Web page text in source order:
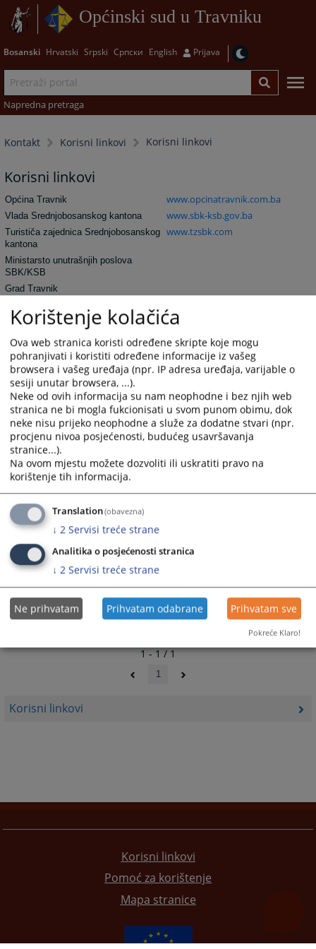
Općinski sud u Travniku
Bosanski Hrvatski Srpski Српски English Prijava
Napredna pretraga
Kontakt Korisni linkovi Korisni linkovi
Korisni linkovi
Korisni linkovi
Općina Travnik www.opcinatravnik.com.ba
Vlada Srednjobosanskog kantona www.sbk-ksb.gov.ba
Turističa zajednica Srednjobosanskog
kantona
www.tzsbk.com
Ministarsto unutrašnjih poslova
SBK/KSB
Grad Travnik
Ustavni sud BiH www.ustavnisud.ba
Vrhovni sud Federacije BiH www.vsfbih.ba
Visoko sudbeno i tužiteljsko vijeće BiH https://vstv.pravosudje.ba/
Sud BiH www.sudbih.gov.ba
Adresar institucija u BiH
Vlada Federacije BiH www.mpr.gov.ba
Ministarstvo pravde BiH www.pris.gov.ba
Agencija za državnu službu www.ads.gov.ba
7740PREGLEDA
1 - 1 / 1
1
Korisni linkovi
Pomoć za korištenje
Mapa stranice
Korištenje kolačića
Ova web stranica koristi određene skripte koje mogu
pohranjivati i koristiti određene informacije iz vašeg
browsera i vašeg uređaja (npr. IP adresa uređaja, varijable o
sesiji unutar browsera, ...).
Neke od ovih informacija su nam neophodne i bez njih web
stranica ne bi mogla fukcionisati u svom punom obimu, dok
neke nisu prijeko neophodne a služe za dodatne stvari (npr.
procjenu nivoa posjećenosti, budućeg usavršavanja
stranice...).
Na ovom mjestu možete dozvoliti ili uskratiti pravo na
korištenje tih informacija.
Translation(obavezna)
↓ 2 Servisi treće strane
Analitika o posjećenosti stranica
↓ 2 Servisi treće strane
Ne prihvatam Prihvatam odabrane Prihvatam sve
Pokreće Klaro!